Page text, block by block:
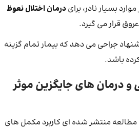
بسیار نادر، برایدرمان اختلال نعوظ
قرار می گیرد.
جراحی می دهد که بیمار تمام گزینه
باشد.
و درمان های جایگزین موثر
منتشر شده ای کاربرد مکمل های